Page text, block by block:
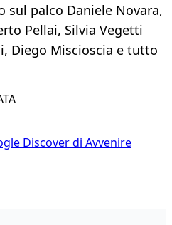
sul palco Daniele Novara,
Pellai, Silvia Vegetti
Diego Miscioscia e tutto
Discover di Avvenire